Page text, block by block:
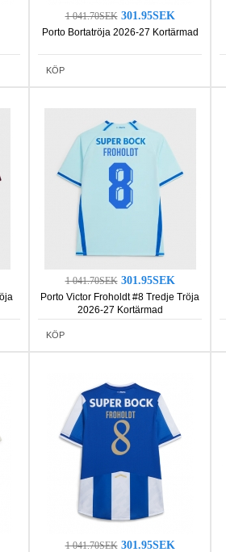
1 041.70SEK 301.95SEK
Porto Bortatröja 2026-27 Kortärmad
KÖP
1 041.70SEK 301.95SEK
Porto Victor Froholdt #8 Tredje Tröja
2026-27 Kortärmad
KÖP
1 041.70SEK 301.95SEK